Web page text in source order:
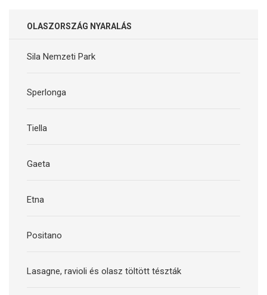
OLASZORSZÁG NYARALÁS
Sila Nemzeti Park
Sperlonga
Tiella
Gaeta
Etna
Positano
Lasagne, ravioli és olasz töltött tészták